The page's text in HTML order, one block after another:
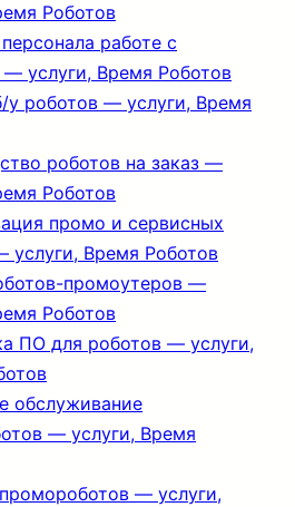
Роботов
работе с
услуги, Время Роботов
у роботов — услуги, Время
роботов на заказ —
Роботов
промо и сервисных
услуги, Время Роботов
промоутеров —
Роботов
ПО для роботов — услуги,
обслуживание
— услуги, Время
— услуги,